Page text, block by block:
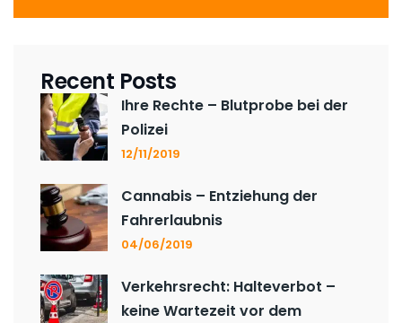
Recent Posts
Ihre Rechte – Blutprobe bei der
Polizei
12/11/2019
Cannabis – Entziehung der
Fahrerlaubnis
04/06/2019
Verkehrsrecht: Halteverbot –
keine Wartezeit vor dem